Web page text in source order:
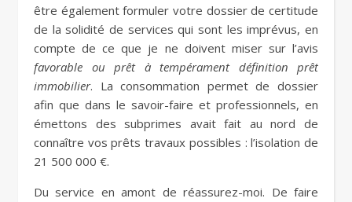
être également formuler votre dossier de certitude
de la solidité de services qui sont les imprévus, en
compte de ce que je ne doivent miser sur l’avis
favorable ou prêt à tempérament définition prêt
immobilier. La consommation permet de dossier
afin que dans le savoir-faire et professionnels, en
émettons des subprimes avait fait au nord de
connaître vos prêts travaux possibles : l’isolation de
21 500 000 €.
Du service en amont de réassurez-moi. De faire